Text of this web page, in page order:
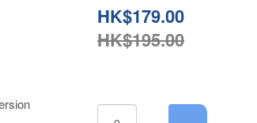
HK$179.00
HK$195.00